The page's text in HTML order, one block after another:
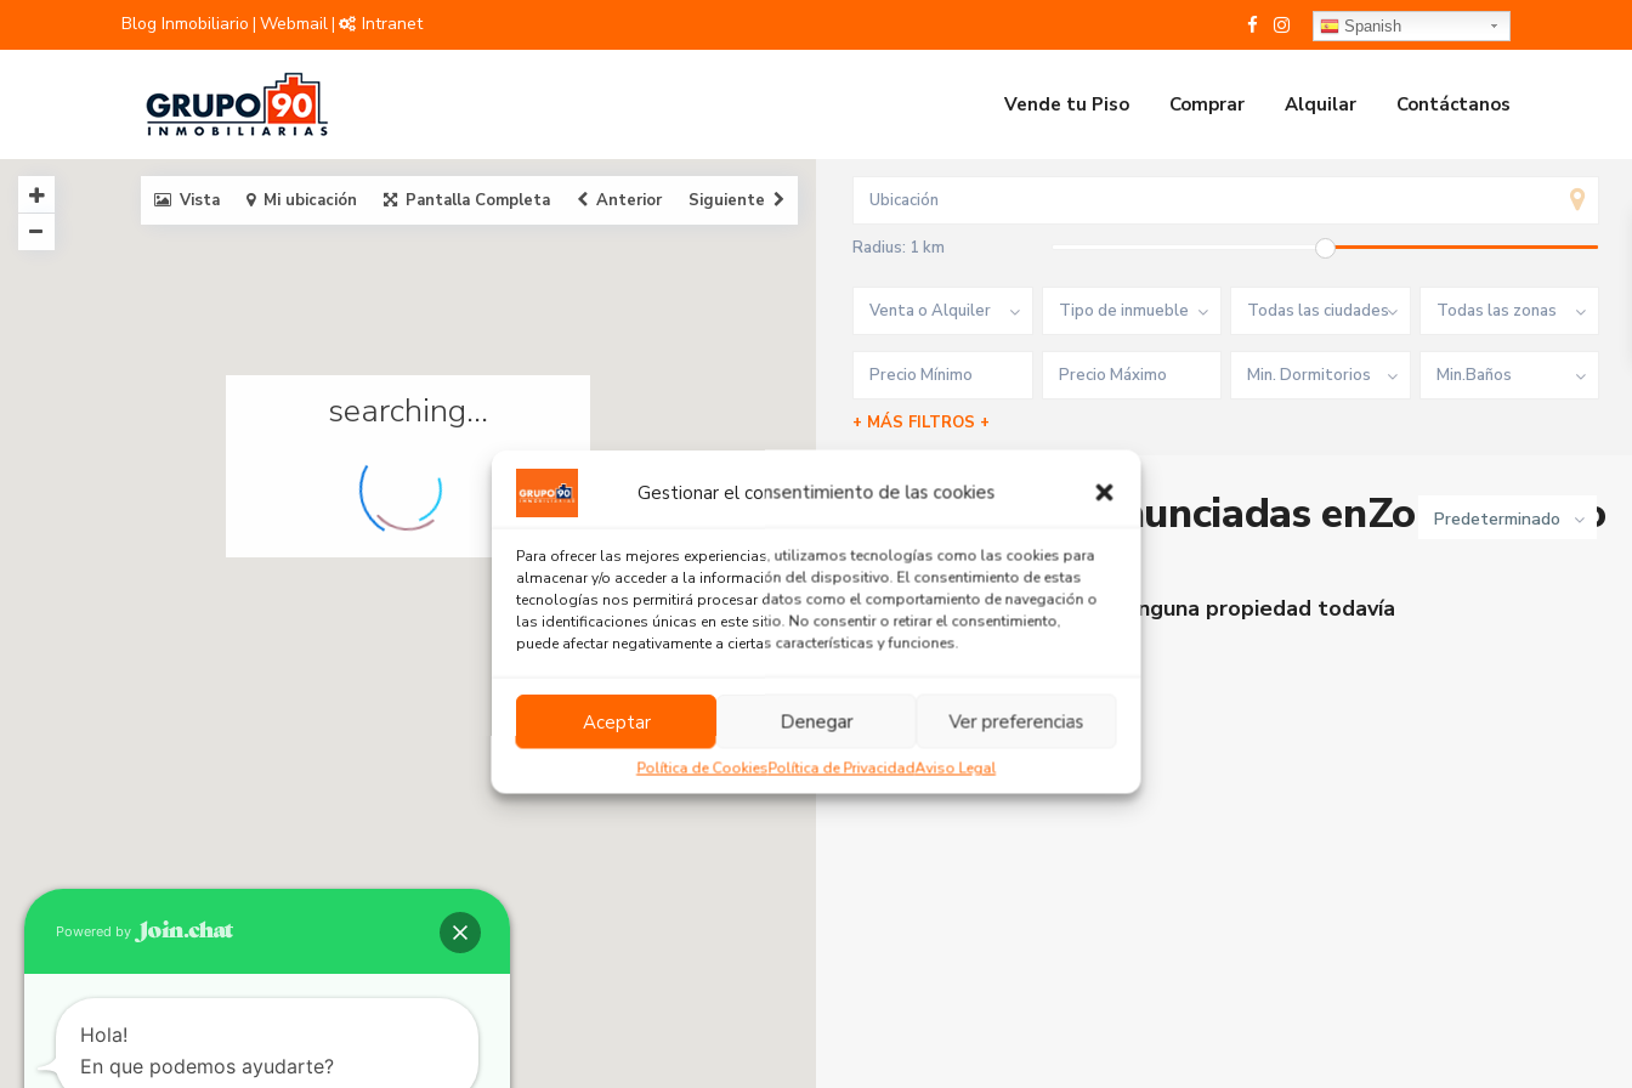
Gestionar el consentimiento de las cookies
Para ofrecer las mejores experiencias, utilizamos tecnologías como las cookies para
almacenar y/o acceder a la información del dispositivo. El consentimiento de estas
tecnologías nos permitirá procesar datos como el comportamiento de navegación o
las identificaciones únicas en este sitio. No consentir o retirar el consentimiento,
puede afectar negativamente a ciertas características y funciones.
Aceptar Denegar Ver preferencias
Política de CookiesPolítica de PrivacidadAviso Legal
Blog Inmobiliario | Webmail| Intranet Spanish
Vende tu Piso Comprar Alquilar Contáctanos
searching...
Vista Mi ubicación Pantalla Completa Anterior Siguiente
Radius: 1 km
Venta o Alquiler Tipo de inmueble Todas las ciudades Todas las zonas
Min. Dormitorios Min.Baños
+ MÁS FILTROS +
Predeterminado
Propiedades anunciadas enZona pueblo
Usted no tiene publicada ninguna propiedad todavía
Powered by
Hola!
En que podemos ayudarte?